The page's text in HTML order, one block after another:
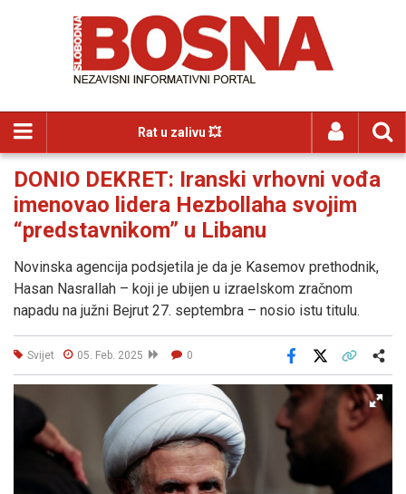
Rat u zalivu 💥
DONIO DEKRET: Iranski vrhovni vođa
imenovao lidera Hezbollaha svojim
“predstavnikom” u Libanu
Novinska agencija podsjetila je da je Kasemov prethodnik,
Hasan Nasrallah – koji je ubijen u izraelskom zračnom
napadu na južni Bejrut 27. septembra – nosio istu titulu.
Svijet 05. Feb. 2025 0
Facebook